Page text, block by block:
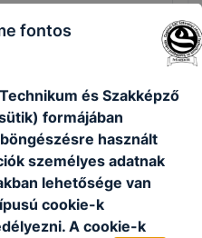
testnevelés
testnevelés
testnevelés
fontos
és Szakképző
formájában
használt
személyes adatnak
lehetősége van
cookie-k
A cookie-k